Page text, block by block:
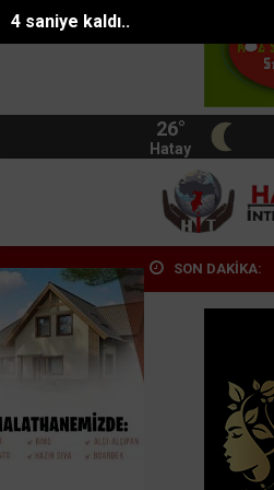
2 saniye kaldı..
26°
Hatay
SON DAKİKA:
uygulaması: 62 aranan...